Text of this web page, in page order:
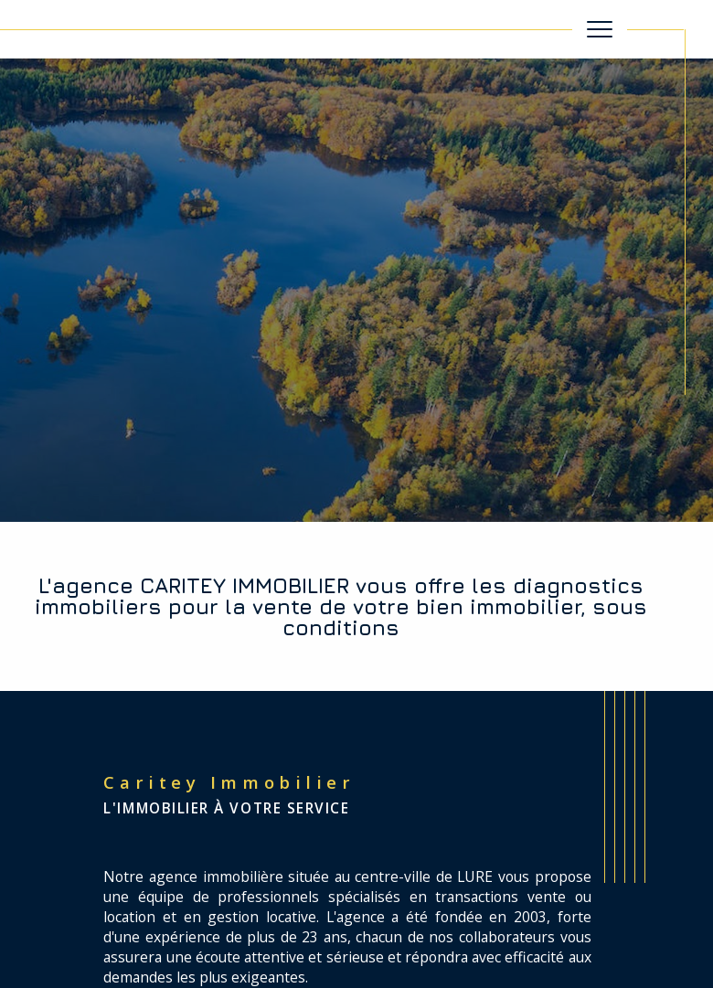
Estimer
BUDGET filtrer
voir les147annonces
Réinitialiser les filtres
L'agence CARITEY IMMOBILIER vous offre les diagnostics
immobiliers pour la vente de votre bien immobilier, sous
conditions
Caritey Immobilier
L'IMMOBILIER À VOTRE SERVICE
Notre agence immobilière située au centre-ville de LURE vous propose
une équipe de professionnels spécialisés en transactions vente ou
location et en gestion locative. L'agence a été fondée en 2003, forte
d'une expérience de plus de 23 ans, chacun de nos collaborateurs vous
assurera une écoute attentive et sérieuse et répondra avec efficacité aux
demandes les plus exigeantes.